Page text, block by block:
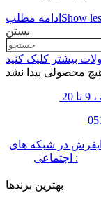
ادامه مطلب Show
بستن
ایفرش در شبکه های
اجتماعی :
بهترین برندها